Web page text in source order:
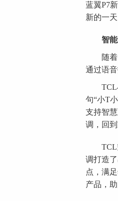
蓝翼P7
新的一天
智
随着智
通过语
TCL小
句“小T
支持智
调，回
TCL空
调打造
点，满
产品，